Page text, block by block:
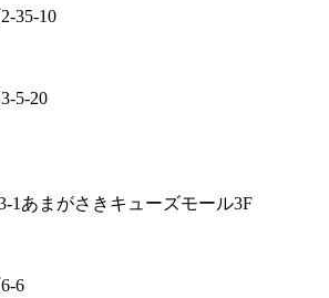
35-10
5-20
1あまがさきキューズモール3F
6